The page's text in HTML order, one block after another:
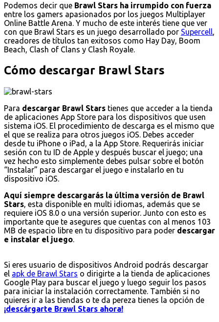
Podemos decir que Brawl Stars ha irrumpido con fuerza
entre los gamers apasionados por los juegos Multiplayer
Online Battle Arena. Y mucho de este interés tiene que ver
con que Brawl Stars es un juego desarrollado por Supercell,
creadores de títulos tan exitosos como Hay Day, Boom
Beach, Clash of Clans y Clash Royale.
Cómo descargar Brawl Stars
Para descargar Brawl Stars tienes que acceder a la tienda
de aplicaciones App Store para los dispositivos que usen
sistema iOS. El procedimiento de descarga es el mismo que
el que se realiza para otros juegos iOS. Debes acceder
desde tu iPhone o iPad, a la App Store. Requerirás iniciar
sesión con tu ID de Apple y después buscar el juego; una
vez hecho esto simplemente debes pulsar sobre el botón
“Instalar” para descargar el juego e instalarlo en tu
dispositivo iOS.
Aquí siempre descargarás la última versión de Brawl
Stars, esta disponible en multi idiomas, además que se
requiere iOS 8.0 o una versión superior. Junto con esto es
importante que te asegures que cuentas con al menos 103
MB de espacio libre en tu dispositivo para poder descargar
e instalar el juego.
Si eres usuario de dispositivos Android podrás descargar
el apk de Brawl Stars o dirigirte a la tienda de aplicaciones
Google Play para buscar el juego y luego seguir los pasos
para iniciar la instalación correctamente. También si no
quieres ir a las tiendas o te da pereza tienes la opción de
¡descárgarte Brawl Stars ahora!